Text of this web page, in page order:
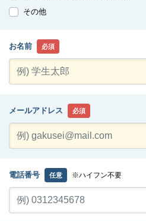
その他
お名前 必須
メールアドレス 必須
電話番号 任意 ※ハイフン不要